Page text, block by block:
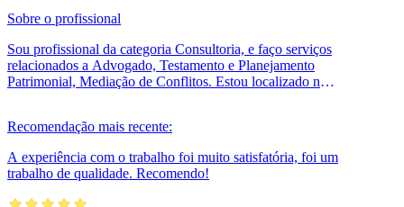
Sobre o profissional
Sou profissional da categoria Consultoria, e faço serviços
relacionados a Advogado, Testamento e Planejamento
Patrimonial, Mediação de Conflitos. Estou localizado no
Recomendação mais recente:
A experiência com o trabalho foi muito satisfatória, foi um
trabalho de qualidade. Recomendo!